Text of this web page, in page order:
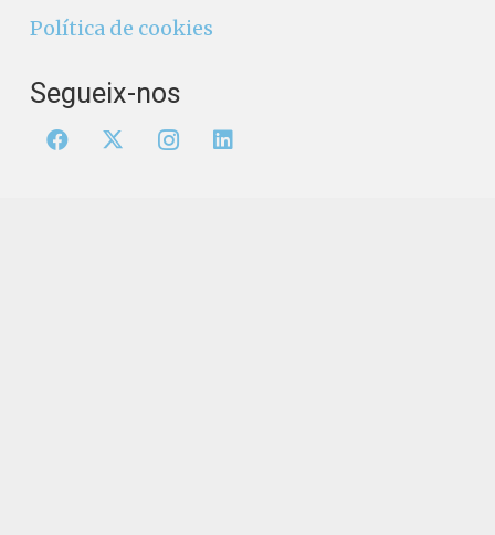
Política de cookies
Segueix-nos